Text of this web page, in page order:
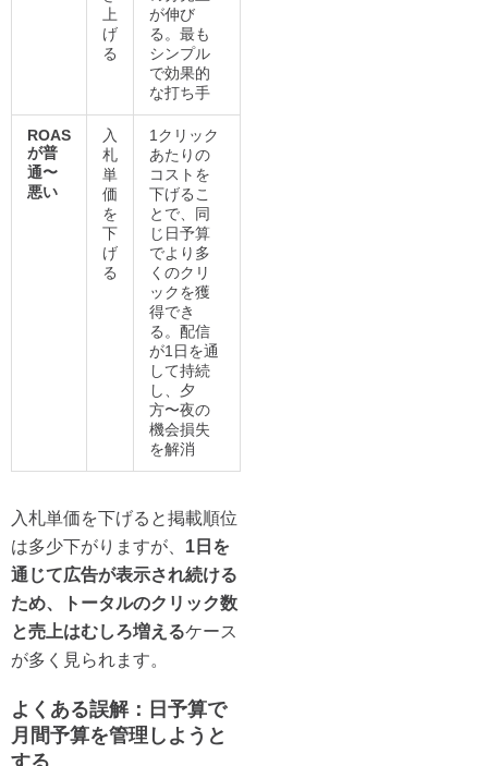
上
げ
る
が伸び
る。最も
シンプル
で効果的
な打ち手
ROAS
が普
通〜
悪い
入
札
単
価
を
下
げ
る
1クリック
あたりの
コストを
下げるこ
とで、同
じ日予算
でより多
くのクリ
ックを獲
得でき
る。配信
が1日を通
して持続
し、夕
方〜夜の
機会損失
を解消
入札単価を下げると掲載順位
は多少下がりますが、 1日を
通じて広告が表示され続ける
ため、トータルのクリック数
と売上はむしろ増えるケース
が多く見られます。
よくある誤解：日予算で
月間予算を管理しようと